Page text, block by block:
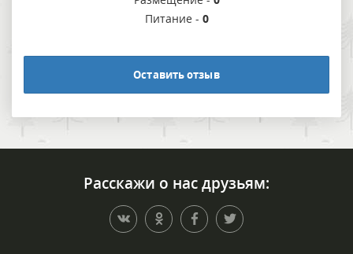
Питание - 0
Оставить отзыв
Расскажи о нас друзьям: